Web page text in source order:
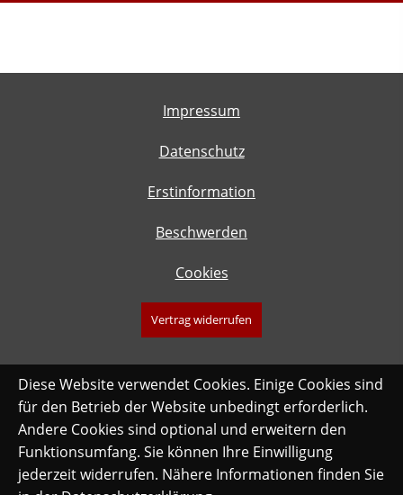
Impressum
Datenschutz
Erstinformation
Beschwerden
Cookies
Vertrag widerrufen
Diese Website verwendet Cookies. Einige Cookies sind
für den Betrieb der Website unbedingt erforderlich.
Andere Cookies sind optional und erweitern den
Funktionsumfang. Sie können Ihre Einwilligung
jederzeit widerrufen. Nähere Informationen finden Sie